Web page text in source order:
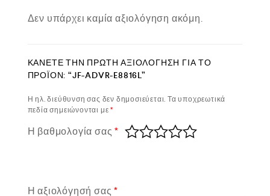
Δεν υπάρχει καμία αξιολόγηση ακόμη.
ΚΆΝΕΤΕ ΤΗΝ ΠΡΏΤΗ ΑΞΙΟΛΌΓΗΣΗ ΓΙΑ ΤΟ
ΠΡΟΪΌΝ: “JF-ADVR-E8816L”
Η ηλ. διεύθυνση σας δεν δημοσιεύεται. Τα υποχρεωτικά
πεδία σημειώνονται με*
Η βαθμολογία σας*
Η αξιολόγησή σας*